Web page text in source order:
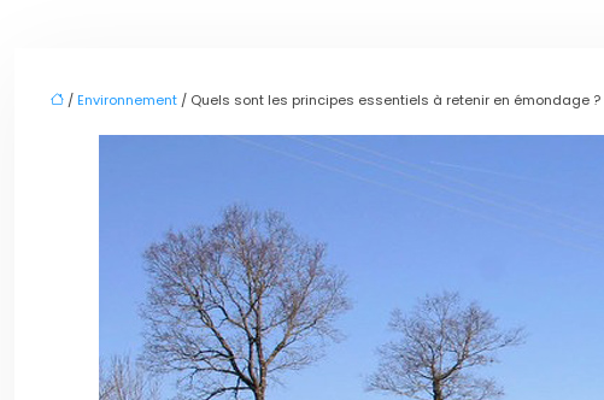
/ Environnement / Quels sont les principes essentiels à retenir en émondage ?